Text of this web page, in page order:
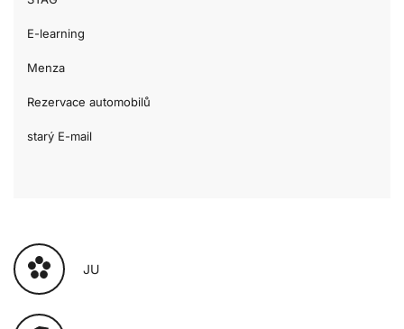
E-learning
Menza
Rezervace automobilů
starý E-mail
JU